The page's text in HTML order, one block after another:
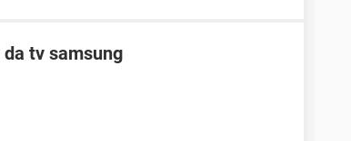
tv samsung